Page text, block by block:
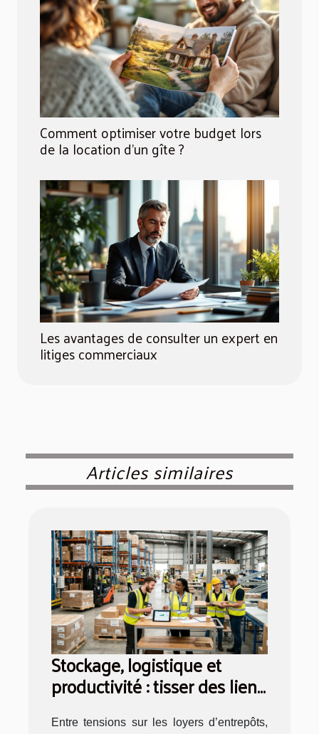
Comment optimiser votre budget lors
de la location d'un gîte ?
Les avantages de consulter un expert en
litiges commerciaux
Articles similaires
Stockage, logistique et
productivité : tisser des liens
inattendus
Entre tensions sur les loyers d’entrepôts,